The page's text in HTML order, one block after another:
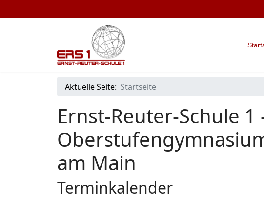
Aktuelle Seite: Startseite
Ernst-Reuter-Schule 1
am Main
Terminkalender